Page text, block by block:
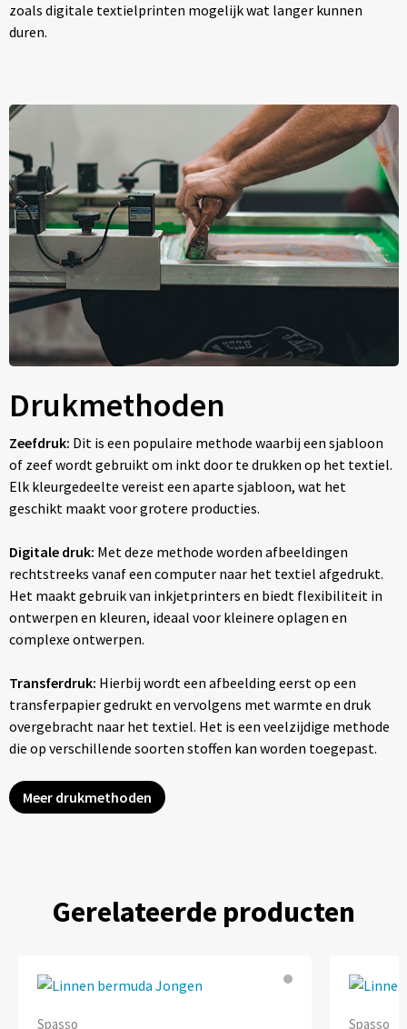
zoals digitale textielprinten mogelijk wat langer kunnen
duren.
Drukmethoden
Zeefdruk: Dit is een populaire methode waarbij een sjabloon
of zeef wordt gebruikt om inkt door te drukken op het textiel.
Elk kleurgedeelte vereist een aparte sjabloon, wat het
geschikt maakt voor grotere producties.
Digitale druk: Met deze methode worden afbeeldingen
rechtstreeks vanaf een computer naar het textiel afgedrukt.
Het maakt gebruik van inkjetprinters en biedt flexibiliteit in
ontwerpen en kleuren, ideaal voor kleinere oplagen en
complexe ontwerpen.
Transferdruk: Hierbij wordt een afbeelding eerst op een
transferpapier gedrukt en vervolgens met warmte en druk
overgebracht naar het textiel. Het is een veelzijdige methode
die op verschillende soorten stoffen kan worden toegepast.
Meer drukmethoden
Gerelateerde producten
Spasso Spasso